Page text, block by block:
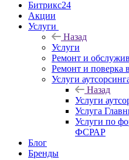
Битрикс24
Акции
Услуги
Назад
Услуги
Ремонт и
Ремонт и поверка
Услуги
Назад
Услуги
Услуга
Услуги по
ФСРАР
Блог
Бренды